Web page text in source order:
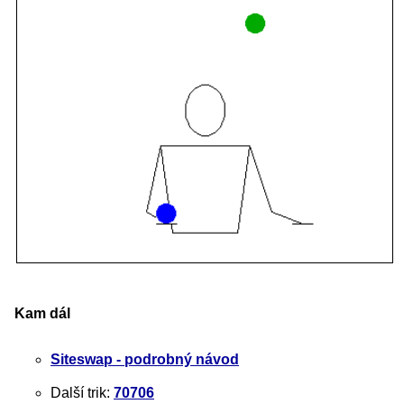
Kam dál
Siteswap - podrobný návod
Další trik: 70706